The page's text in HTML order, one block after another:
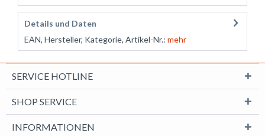
Details und Daten
EAN, Hersteller, Kategorie, Artikel-Nr.: mehr
SERVICE HOTLINE
SHOP SERVICE
INFORMATIONEN